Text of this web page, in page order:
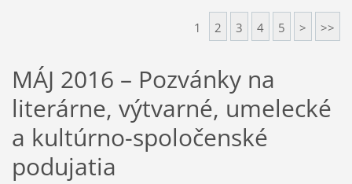
1 2 3 4 5 > >>
MÁJ 2016 – Pozvánky na
literárne, výtvarné, umelecké
a kultúrno-spoločenské
podujatia